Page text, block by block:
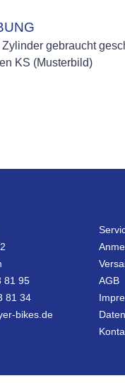
gebraucht
KS (Musterbild)
81 95
81 34
bikes.de
AGB